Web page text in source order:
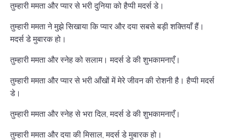
तुम्हारी ममता और प्यार से भरी दुनिया को हैप्पी मदर्स डे।
तुम्हारी ममता ने मुझे सिखाया कि प्यार और दया सबसे बड़ी शक्तियाँ हैं।
मदर्स डे मुबारक हो।
तुम्हारी ममता और स्नेह को सलाम। मदर्स डे की शुभकामनाएँ।
तुम्हारी ममता और प्यार से भरी आँखों में मेरे जीवन की रोशनी है। हैप्पी मदर्स
डे।
तुम्हारी ममता और स्नेह से भरा दिल, मदर्स डे की शुभकामनाएँ।
तुम्हारी ममता और दया की मिसाल, मदर्स डे मुबारक हो।